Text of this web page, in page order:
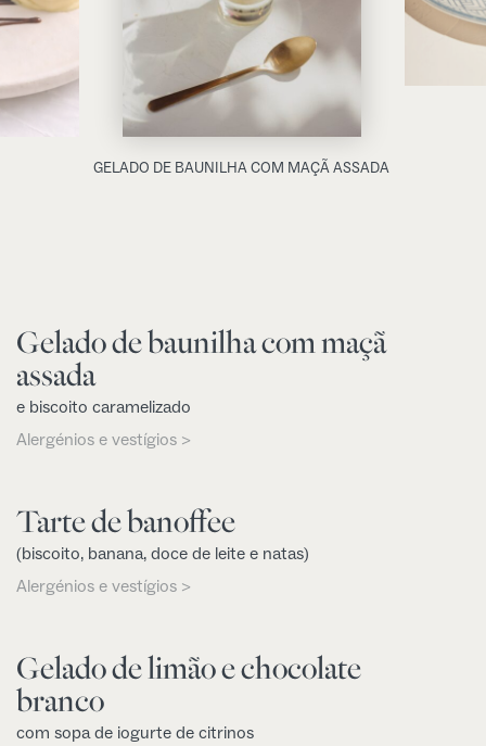
GELADO DE BAUNILHA COM MAÇÃ ASSADA
Gelado de baunilha com maçã
assada
e biscoito caramelizado
Alergénios e vestígios >
Tarte de banoffee
(biscoito, banana, doce de leite e natas)
Alergénios e vestígios >
Gelado de limão e chocolate
branco
com sopa de iogurte de citrinos